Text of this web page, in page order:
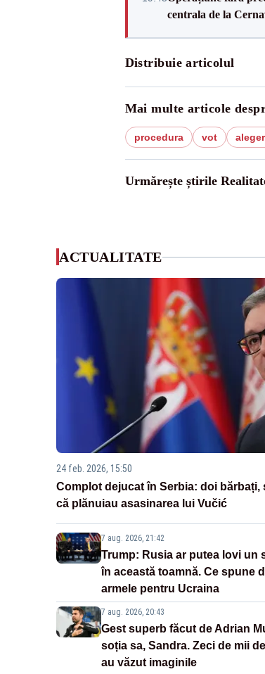
centrala de la
Distribuie articolul
Mai multe articole
procedura vot
Urmărește știrile
ACTUALITATE
24 feb. 2026, 15:50
Complot dejucat în Serbia: doi bărbați,
că plănuiau asasinarea lui Vučić
7 aug. 2026, 21:42
Trump: Rusia ar putea lovi un
în această toamnă. Ce spune
armele pentru Ucraina
7 aug. 2026, 20:43
Gest superb făcut de Adrian
soția sa, Sandra. Zeci de mii
au văzut imaginile